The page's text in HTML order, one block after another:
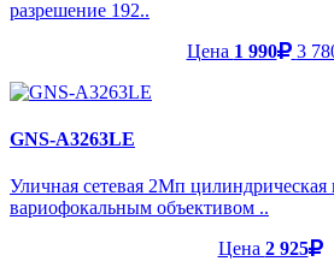
разрешение 192..
Цена 1 990 3
GNS-A3263LE
Уличная сетевая 2Мп цилиндрическая
вариофокальным объективом ..
Цена 2 925